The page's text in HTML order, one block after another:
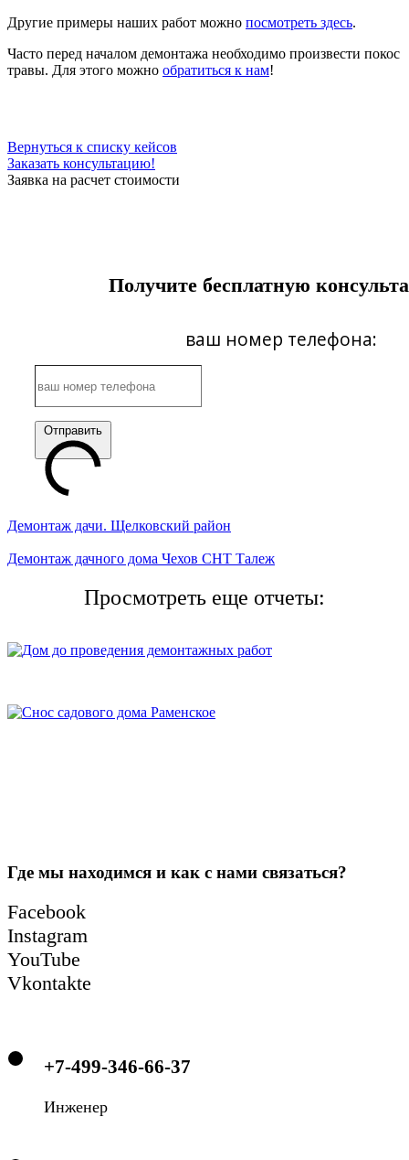
Другие примеры наших работ можно посмотреть здесь.
Часто перед началом демонтажа необходимо произвести покос
травы. Для этого можно обратиться к нам!
Вернуться к списку кейсов
Заказать консультацию!
Заявка на расчет стоимости
Получите бесплатную
ваш номер телефона:
Отправить
Демонтаж дачи. Щелковский район
Демонтаж дачного дома Чехов СНТ Талеж
Просмотреть еще отчеты:
Где мы находимся и как с нами связаться?
Facebook
Instagram
YouTube
Vkontakte
+7-499-346-66-37
Инженер